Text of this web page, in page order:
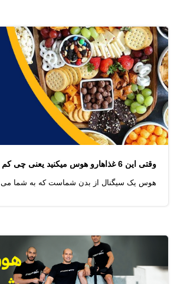
وقتی این 6 غذاهارو هوس میکنید یعنی چی کم دارید؟